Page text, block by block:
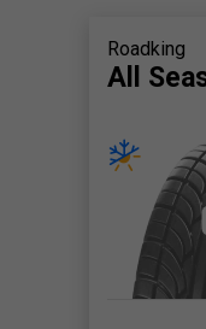
Roadking
All